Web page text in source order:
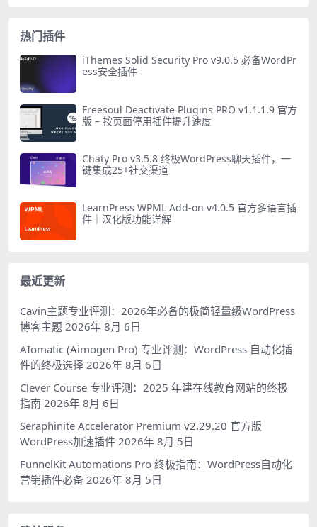
热门插件
iThemes Solid Security Pro v9.0.5 必备WordPr
ess安全插件
Freesoul Deactivate Plugins PRO v1.1.1.9 官方
版 – 按页面停用插件提升速度
Chaty Pro v3.5.8 终极WordPress聊天插件，一
键集成25+社交渠道
LearnPress WPML Add-on v4.0.5 官方多语言插
件｜汉化版功能详解
最近更新
Cavin主题专业评测：2026年必备的极简轻量级WordPress
博客主题 2026年 8月 6日
AIomatic (Aimogen Pro) 专业评测：WordPress 自动化插
件的终极选择 2026年 8月 6日
Clever Course 专业评测：2025 年建在线教育网站的终极
指南 2026年 8月 6日
Seraphinite Accelerator Premium v2.29.20 官方版
WordPress加速插件 2026年 8月 5日
FunnelKit Automations Pro 终极指南：WordPress自动化
营销插件必备 2026年 8月 5日